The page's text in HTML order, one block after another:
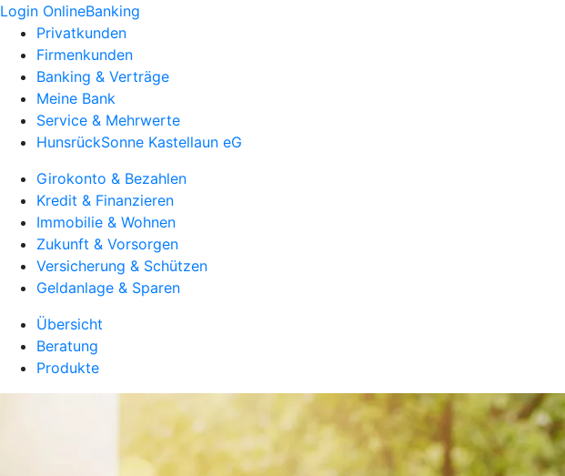
Login OnlineBanking
Privatkunden
Firmenkunden
Banking & Verträge
Meine Bank
Service & Mehrwerte
HunsrückSonne Kastellaun eG
Girokonto & Bezahlen
Kredit & Finanzieren
Immobilie & Wohnen
Zukunft & Vorsorgen
Versicherung & Schützen
Geldanlage & Sparen
Übersicht
Beratung
Produkte